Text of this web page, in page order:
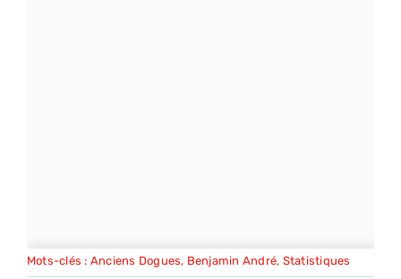
Mots-clés : Anciens Dogues, Benjamin André, Statistiques